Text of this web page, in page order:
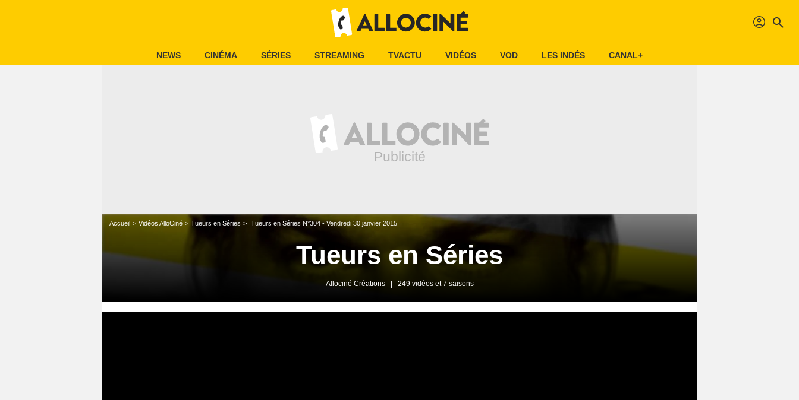
profil search
NEWS CINÉMA SÉRIES STREAMING TVACTU VIDÉOS VOD LES INDÉS CANAL+
Accueil Vidéos AlloCiné Tueurs en Séries Tueurs en Séries N°304 - Vendredi 30 janvier 2015
Tueurs en Séries
Allociné Créations 249 vidéos et 7 saisons